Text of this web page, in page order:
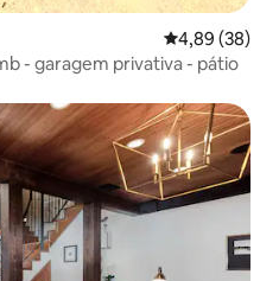
4,89 de uma
4,89 (38)
- garagem privativa - pátio